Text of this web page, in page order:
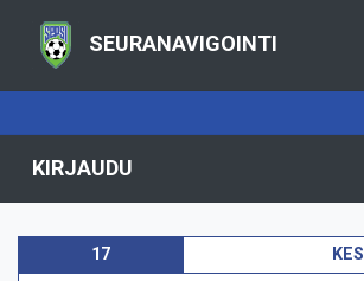
SEURANAVIGOINTI
KIRJAUDU
17 KES